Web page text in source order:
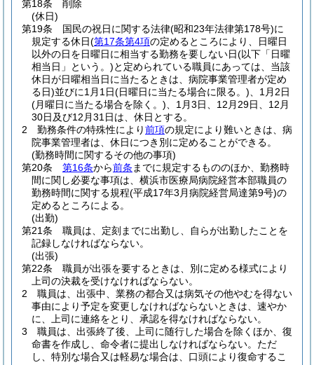
第18条
削除
(休日)
第19条
国民の祝日に関する法律(昭和23年法律第178号)に
規定する休日(第17条第4項の定めるところにより、日曜日
以外の日を日曜日に相当する勤務を要しない日(以下「日曜
相当日」という。)と定められている職員にあっては、当該
休日が日曜相当日に当たるときは、病院事業管理者が定め
る日)並びに1月1日(日曜日に当たる場合に限る。) 、1月2日
(月曜日に当たる場合を除く。) 、1月3日、12月29日、12月
30日及び12月31日は、休日とする。
2
勤務条件の特殊性により前項の規定により難いときは、病
院事業管理者は、休日につき別に定めることができる。
(勤務時間に関するその他の事項)
第20条
第16条から前条 までに規定するもののほか、勤務時
間に関し必要な事項は、横浜市医療局病院経営本部職員の
勤務時間に関する規程(平成17年3月病院経営局達第9号)の
定めるところによる。
(出勤)
第21条
職員は、定刻までに出勤し、自らが出勤したことを
記録しなければならない。
(出張)
第22条
職員が出張を要するときは、別に定める様式により
上司の決裁を受けなければならない。
2
職員は、出張中、業務の都合又は病気その他やむを得ない
事由により予定を変更しなければならないときは、速やか
に、上司に連絡をとり、承認を得なければならない。
3
職員は、出張終了後、上司に随行した場合を除くほか、復
命書を作成し、命令者に提出しなければならない。 ただ
し、特別な場合又は軽易な場合は、口頭により復命するこ